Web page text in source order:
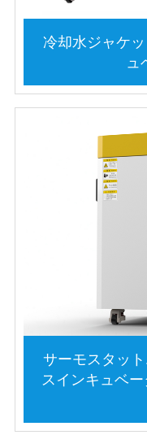
冷却水ジャケ
ュ
サーモスタッ
スインキュベー